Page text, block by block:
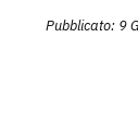
Pubblicato: 9